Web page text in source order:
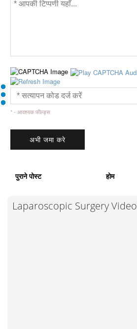
* - आवश्यक फील्ड्स
पुराने पोस्ट होम
Laparoscopic Surgery Video